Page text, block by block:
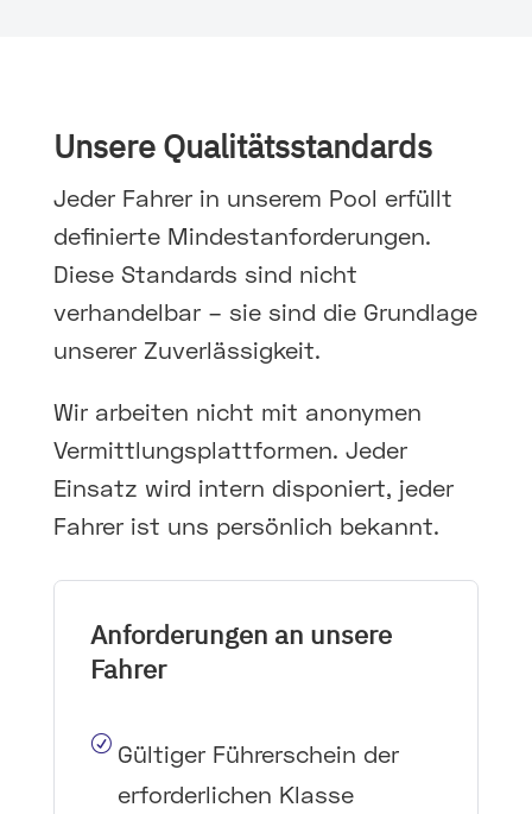
Unsere Qualitätsstandards
Jeder Fahrer in unserem Pool erfüllt
definierte Mindestanforderungen.
Diese Standards sind nicht
verhandelbar – sie sind die Grundlage
unserer Zuverlässigkeit.
Wir arbeiten nicht mit anonymen
Vermittlungsplattformen. Jeder
Einsatz wird intern disponiert, jeder
Fahrer ist uns persönlich bekannt.
Anforderungen an unsere
Fahrer
R Gültiger Führerschein der
erforderlichen Klasse